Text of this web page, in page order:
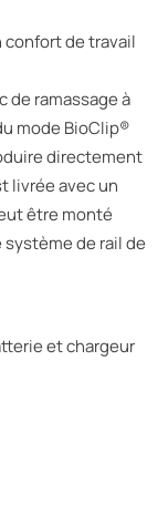
confort de travail
de ramassage à
mode BioClip®
directement
livrée avec un
être monté
de rail de
et chargeur